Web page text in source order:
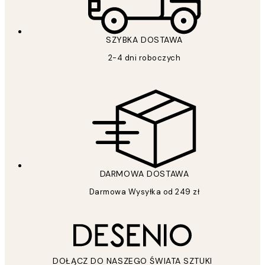
SZYBKA DOSTAWA
2-4 dni roboczych
DARMOWA DOSTAWA
Darmowa Wysyłka od 249 zł
DOŁĄCZ DO NASZEGO ŚWIATA SZTUKI